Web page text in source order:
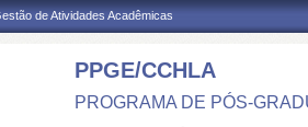
de Atividades Acadêmicas
PPGE/CCHLA
PROGRAMA DE PÓS-